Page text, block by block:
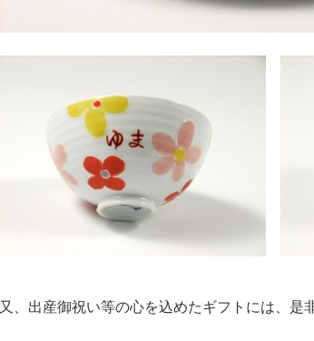
又、出産御祝い等の心を込めたギフトには、是非